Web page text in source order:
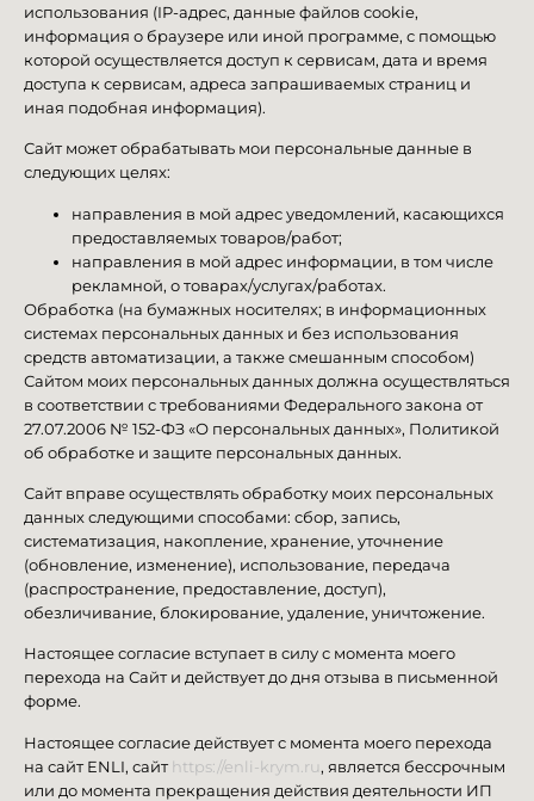
использования (IP-адрес, данные файлов cookie,
информация о браузере или иной программе, с помощью
которой осуществляется доступ к сервисам, дата и время
доступа к сервисам, адреса запрашиваемых страниц и
иная подобная информация).
Сайт может обрабатывать мои персональные данные в
следующих целях:
направления в мой адрес уведомлений, касающихся
предоставляемых товаров/работ;
направления в мой адрес информации, в том числе
рекламной, о товарах/услугах/работах.
Обработка (на бумажных носителях; в информационных
системах персональных данных и без использования
средств автоматизации, а также смешанным способом)
Сайтом моих персональных данных должна осуществляться
в соответствии с требованиями Федерального закона от
27.07.2006 № 152-ФЗ «О персональных данных», Политикой
об обработке и защите персональных данных.
Сайт вправе осуществлять обработку моих персональных
данных следующими способами: сбор, запись,
систематизация, накопление, хранение, уточнение
(обновление, изменение), использование, передача
(распространение, предоставление, доступ),
обезличивание, блокирование, удаление, уничтожение.
Настоящее согласие вступает в силу с момента моего
перехода на Сайт и действует до дня отзыва в письменной
форме.
Настоящее согласие действует с момента моего перехода
на сайт ENLI, сайтhttps://enli-krym.ru, является бессрочным
или до момента прекращения действия деятельности ИП